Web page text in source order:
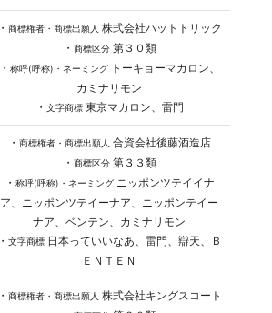
・ 商標権者・商標出願人 株式会社ハットトリック
・ 商標区分第３０類
・ 称呼(呼称)・ネーミングトーキョーマカロン、
カミナリモン
・ 文字商標東京マカロン、雷門
・ 商標権者・商標出願人 合資会社後藤酒造店
・ 商標区分第３３類
・ 称呼(呼称)・ネーミングニッポンツテイイナ
ア、ニッポンツテイーナア、ニッポンテイー
ナア、ベンテン、カミナリモン
・ 文字商標日本っていいなあ、雷門、辯天、Ｂ
ＥＮＴＥＮ
・ 商標権者・商標出願人 株式会社キングスコート